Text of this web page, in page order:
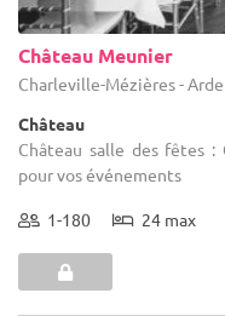
Château Meunier
Charleville-Mézières -
Château
Château salle des fêtes
pour vos événements
1-180 24 max